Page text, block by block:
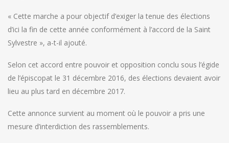
« Cette marche a pour objectif d’exiger la tenue des élections
d’ici la fin de cette année conformément à l’accord de la Saint
Sylvestre », a-t-il ajouté.
Selon cet accord entre pouvoir et opposition conclu sous l’égide
de l’épiscopat le 31 décembre 2016, des élections devaient avoir
lieu au plus tard en décembre 2017.
Cette annonce survient au moment où le pouvoir a pris une
mesure d’interdiction des rassemblements.